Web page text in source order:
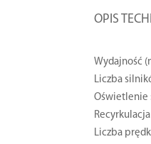
OPIS
Wydajność
Liczba
Oświetlenie
Recyrkulacja
Liczba